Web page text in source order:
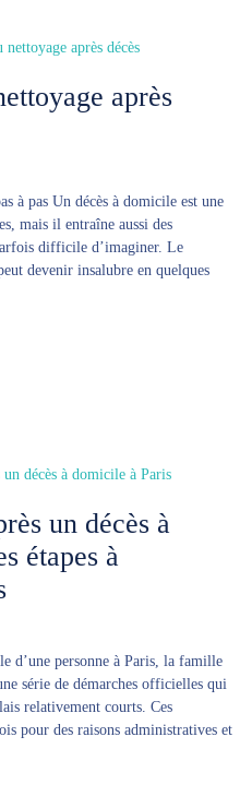
après
à pas Un décès à domicile est une
mais il entraîne aussi des
difficile d’imaginer. Le
devenir insalubre en quelques
un décès à
étapes à
d’une personne à Paris, la famille
série de démarches officielles qui
relativement courts. Ces
pour des raisons administratives et